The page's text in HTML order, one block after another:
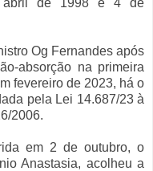
Og Fernandes após
absorção na primeira
fevereiro de 2023, há o
pela Lei 14.687/23 à
2006.
em 2 de outubro, o
Anastasia, acolheu a